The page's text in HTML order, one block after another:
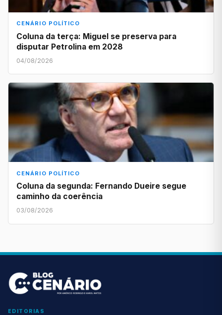
CENÁRIO POLÍTICO
Coluna da terça: Miguel se preserva para
disputar Petrolina em 2028
04/08/2026
CENÁRIO POLÍTICO
Coluna da segunda: Fernando Dueire segue
caminho da coerência
03/08/2026
EDITORIAS